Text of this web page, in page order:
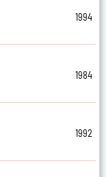
1994
1984
1992